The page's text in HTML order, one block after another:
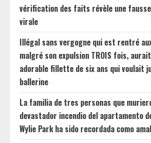
vérification des faits révèle une
virale
Illégal sans vergogne qui est rentré
malgré son expulsion TROIS fois,
adorable fillette de six ans qui voulait
ballerine
La familia de tres personas que
devastador incendio del apartamento
Wylie Park ha sido recordada como